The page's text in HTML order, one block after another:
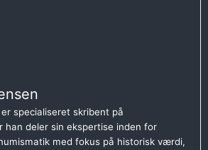
specialiseret skribent på
han deler sin ekspertise inden for
med fokus på historisk værdi,